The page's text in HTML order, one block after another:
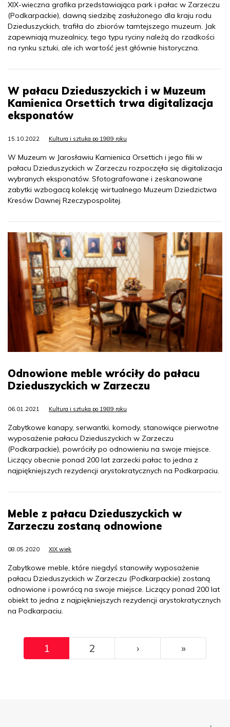
XIX-wieczna grafika przedstawiająca park i pałac w Zarzeczu
(Podkarpackie), dawną siedzibę zasłużonego dla kraju rodu
Dzieduszyckich, trafiła do zbiorów tamtejszego muzeum. Jak
zapewniają muzealnicy, tego typu ryciny należą do rzadkości
na rynku sztuki, ale ich wartość jest głównie historyczna.
W pałacu Dzieduszyckich i w Muzeum
Kamienica Orsettich trwa digitalizacja
eksponatów
15.10.2022 Kultura i sztuka po 1989 roku
W Muzeum w Jarosławiu Kamienica Orsettich i jego filii w
pałacu Dzieduszyckich w Zarzeczu rozpoczęła się digitalizacja
wybranych eksponatów. Sfotografowane i zeskanowane
zabytki wzbogacą kolekcję wirtualnego Muzeum Dziedzictwa
Kresów Dawnej Rzeczypospolitej.
Odnowione meble wróciły do pałacu
Dzieduszyckich w Zarzeczu
06.01.2021 Kultura i sztuka po 1989 roku
Zabytkowe kanapy, serwantki, komody, stanowiące pierwotne
wyposażenie pałacu Dzieduszyckich w Zarzeczu
(Podkarpackie), powróciły po odnowieniu na swoje miejsce.
Liczący obecnie ponad 200 lat zarzecki pałac to jedna z
najpiękniejszych rezydencji arystokratycznych na Podkarpaciu.
Meble z pałacu Dzieduszyckich w
Zarzeczu zostaną odnowione
08.05.2020 XIX wiek
Zabytkowe meble, które niegdyś stanowiły wyposażenie
pałacu Dzieduszyckich w Zarzeczu (Podkarpackie) zostaną
odnowione i powrócą na swoje miejsce. Liczący ponad 200 lat
obiekt to jedna z najpiękniejszych rezydencji arystokratycznych
na Podkarpaciu.
Pagination
1 2 ››› »Ostatni